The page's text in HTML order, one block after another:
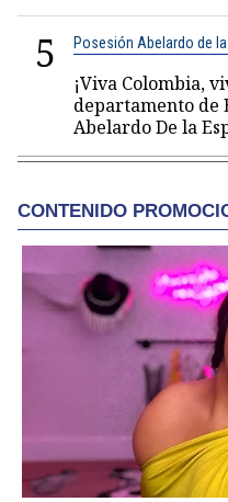
5 Posesión Abelardo de
¡Viva Colombia,
departamento de
Abelardo De la